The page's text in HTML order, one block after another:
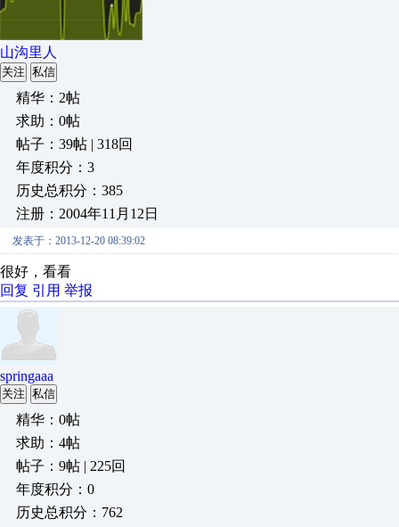
山沟里人
关注 私信
精华：2帖
求助：0帖
帖子：39帖 | 318回
年度积分：3
历史总积分：385
注册：2004年11月12日
发表于：2013-12-20 08:39:02
很好，看看
回复 引用 举报
springaaa
关注 私信
精华：0帖
求助：4帖
帖子：9帖 | 225回
年度积分：0
历史总积分：762